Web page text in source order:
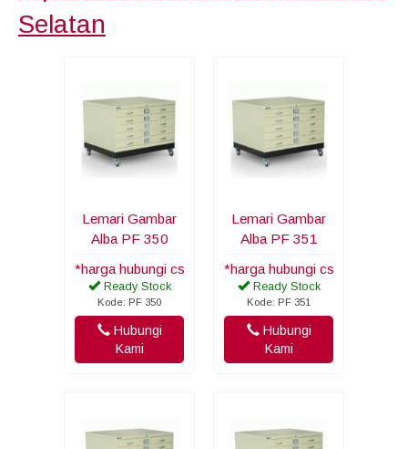
Selatan
Lemari Gambar
Alba PF 350
*harga hubungi cs
Ready Stock
Kode: PF 350
Hubungi
Kami
Lemari Gambar
Alba PF 351
*harga hubungi cs
Ready Stock
Kode: PF 351
Hubungi
Kami